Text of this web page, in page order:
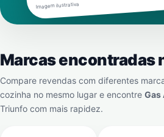
Imagem ilustrativa
Marcas encontradas
Compare revendas com diferentes
cozinha no mesmo lugar e encontre Gas
Triunfo com mais rapidez.